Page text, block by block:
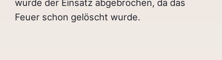
wurde der Einsatz abgebrochen, da das
Feuer schon gelöscht wurde.